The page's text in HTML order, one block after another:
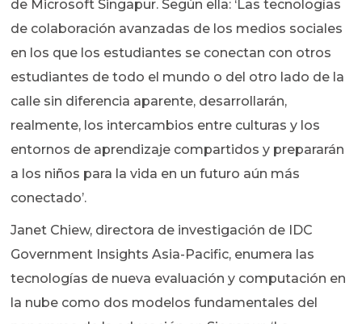
de Microsoft Singapur. Según ella: ‘Las tecnologías
de colaboración avanzadas de los medios sociales
en los que los estudiantes se conectan con otros
estudiantes de todo el mundo o del otro lado de la
calle sin diferencia aparente, desarrollarán,
realmente, los intercambios entre culturas y los
entornos de aprendizaje compartidos y prepararán
a los niños para la vida en un futuro aún más
conectado’.
Janet Chiew, directora de investigación de IDC
Government Insights Asia-Pacific, enumera las
tecnologías de nueva evaluación y computación en
la nube como dos modelos fundamentales del